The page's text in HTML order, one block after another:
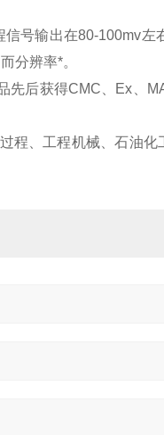
号输出在80-100mv
分辨率*。
后获得CMC、Ex、
程、工程机械、石油